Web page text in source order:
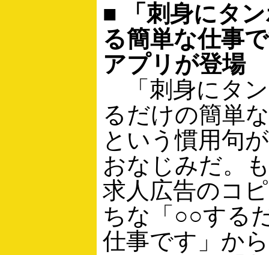
■ 「刺身にタ
る簡単な仕事
アプリが登場
「刺身にタ
るだけの簡単
という慣用句
おなじみだ。
求人広告のコ
ちな「○○する
仕事です」か